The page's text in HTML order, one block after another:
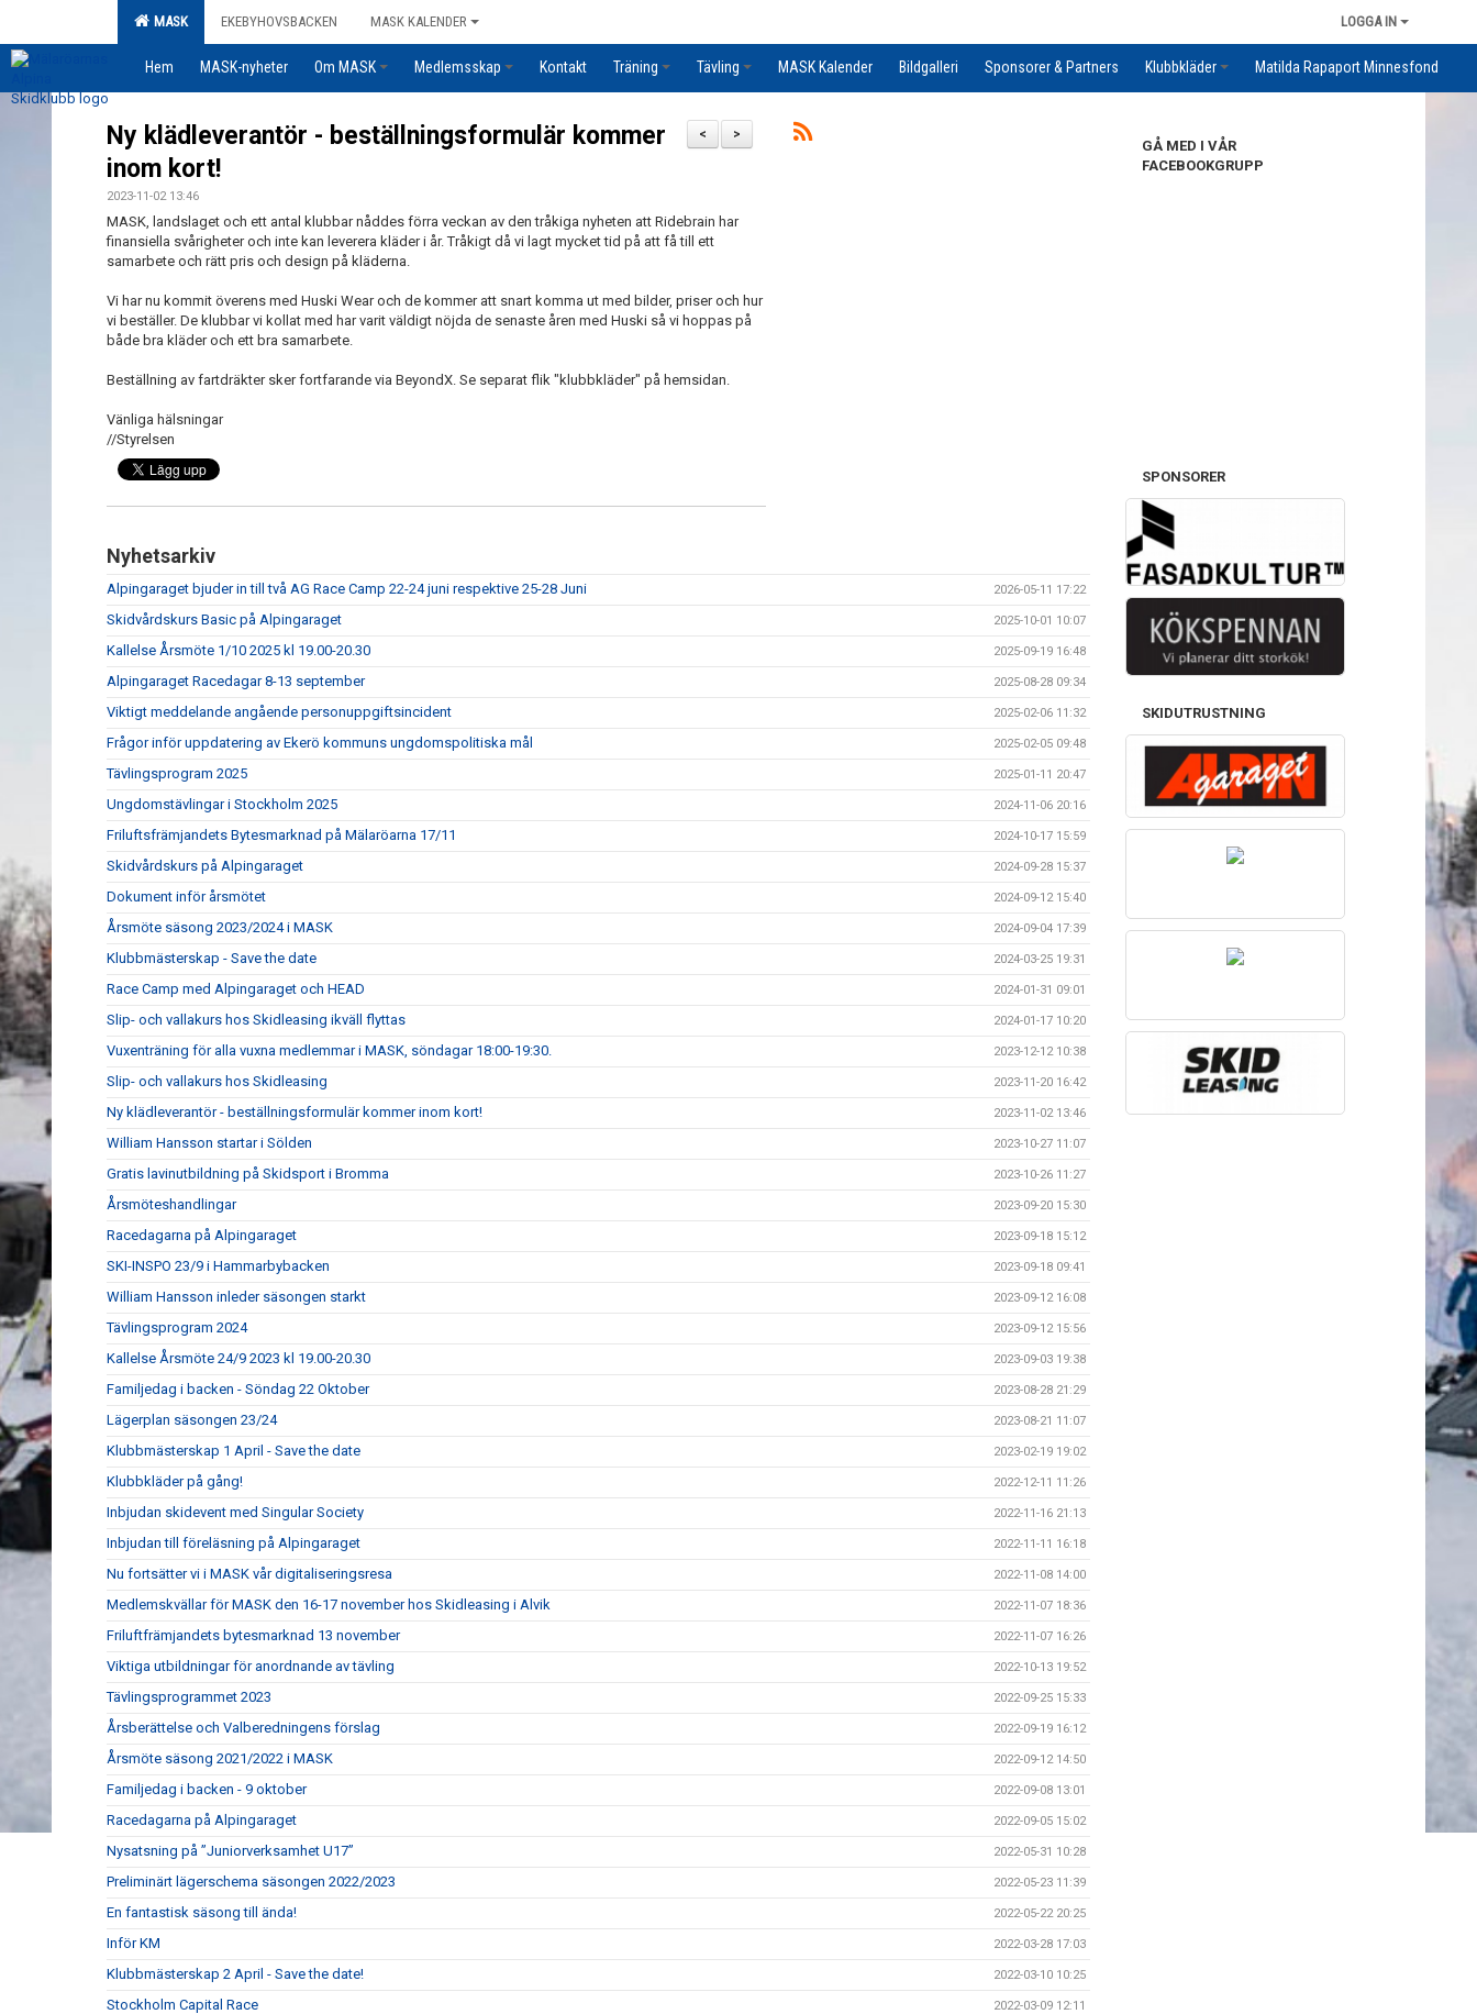
MASK EKEBYHOVSBACKEN MASK KALENDER LOGGA IN
Hem MASK-nyheter Om MASK Medlemsskap Kontakt Träning Tävling MASK Kalender Bildgalleri Sponsorer & Partners Klubbkläder Matilda Rapaport Minnesfond
>
<
Ny klädleverantör - beställningsformulär kommer
inom kort!
2023-11-02 13:46
MASK, landslaget och ett antal klubbar nåddes förra veckan av den tråkiga nyheten att Ridebrain har
finansiella svårigheter och inte kan leverera kläder i år. Tråkigt då vi lagt mycket tid på att få till ett
samarbete och rätt pris och design på kläderna.
Vi har nu kommit överens med Huski Wear och de kommer att snart komma ut med bilder, priser och hur
vi beställer. De klubbar vi kollat med har varit väldigt nöjda de senaste åren med Huski så vi hoppas på
både bra kläder och ett bra samarbete.
Beställning av fartdräkter sker fortfarande via BeyondX. Se separat flik "klubbkläder" på hemsidan.
Vänliga hälsningar
//Styrelsen
Nyhetsarkiv
Alpingaraget bjuder in till två AG Race Camp 22-24 juni respektive 25-28 Juni 2026-05-11 17:22
Skidvårdskurs Basic på Alpingaraget 2025-10-01 10:07
Kallelse Årsmöte 1/10 2025 kl 19.00-20.30 2025-09-19 16:48
Alpingaraget Racedagar 8-13 september 2025-08-28 09:34
Viktigt meddelande angående personuppgiftsincident 2025-02-06 11:32
Frågor inför uppdatering av Ekerö kommuns ungdomspolitiska mål 2025-02-05 09:48
Tävlingsprogram 2025 2025-01-11 20:47
Ungdomstävlingar i Stockholm 2025 2024-11-06 20:16
Friluftsfrämjandets Bytesmarknad på Mälaröarna 17/11 2024-10-17 15:59
Skidvårdskurs på Alpingaraget 2024-09-28 15:37
Dokument inför årsmötet 2024-09-12 15:40
Årsmöte säsong 2023/2024 i MASK 2024-09-04 17:39
Klubbmästerskap - Save the date 2024-03-25 19:31
Race Camp med Alpingaraget och HEAD 2024-01-31 09:01
Slip- och vallakurs hos Skidleasing ikväll flyttas 2024-01-17 10:20
Vuxenträning för alla vuxna medlemmar i MASK, söndagar 18:00-19:30. 2023-12-12 10:38
Slip- och vallakurs hos Skidleasing 2023-11-20 16:42
Ny klädleverantör - beställningsformulär kommer inom kort! 2023-11-02 13:46
William Hansson startar i Sölden 2023-10-27 11:07
Gratis lavinutbildning på Skidsport i Bromma 2023-10-26 11:27
Årsmöteshandlingar 2023-09-20 15:30
Racedagarna på Alpingaraget 2023-09-18 15:12
SKI-INSPO 23/9 i Hammarbybacken 2023-09-18 09:41
William Hansson inleder säsongen starkt 2023-09-12 16:08
Tävlingsprogram 2024 2023-09-12 15:56
Kallelse Årsmöte 24/9 2023 kl 19.00-20.30 2023-09-03 19:38
Familjedag i backen - Söndag 22 Oktober 2023-08-28 21:29
Lägerplan säsongen 23/24 2023-08-21 11:07
Klubbmästerskap 1 April - Save the date 2023-02-19 19:02
Klubbkläder på gång! 2022-12-11 11:26
Inbjudan skidevent med Singular Society 2022-11-16 21:13
Inbjudan till föreläsning på Alpingaraget 2022-11-11 16:18
Nu fortsätter vi i MASK vår digitaliseringsresa 2022-11-08 14:00
Medlemskvällar för MASK den 16-17 november hos Skidleasing i Alvik 2022-11-07 18:36
Friluftfrämjandets bytesmarknad 13 november 2022-11-07 16:26
Viktiga utbildningar för anordnande av tävling 2022-10-13 19:52
Tävlingsprogrammet 2023 2022-09-25 15:33
Årsberättelse och Valberedningens förslag 2022-09-19 16:12
Årsmöte säsong 2021/2022 i MASK 2022-09-12 14:50
Familjedag i backen - 9 oktober 2022-09-08 13:01
Racedagarna på Alpingaraget 2022-09-05 15:02
Nysatsning på ”Juniorverksamhet U17” 2022-05-31 10:28
Preliminärt lägerschema säsongen 2022/2023 2022-05-23 11:39
En fantastisk säsong till ända! 2022-05-22 20:25
Inför KM 2022-03-28 17:03
Klubbmästerskap 2 April - Save the date! 2022-03-10 10:25
Stockholm Capital Race 2022-03-09 12:11
GÅ MED I VÅR
FACEBOOKGRUPP
SPONSORER
SKIDUTRUSTNING